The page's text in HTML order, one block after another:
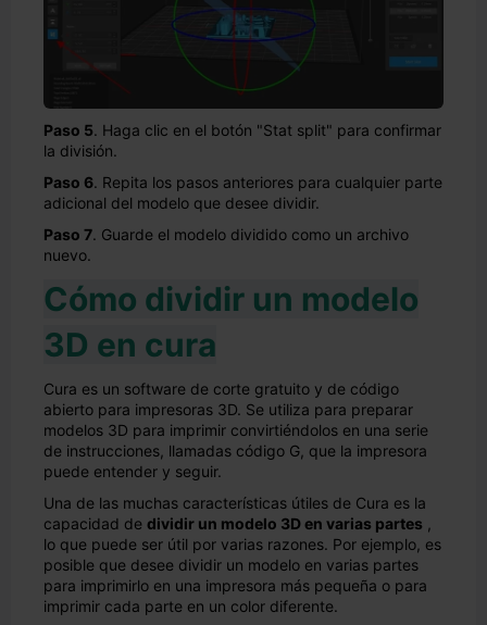
Paso 5. Haga clic en el botón "Stat split" para confirmar
la división.
Paso 6. Repita los pasos anteriores para cualquier parte
adicional del modelo que desee dividir.
Paso 7. Guarde el modelo dividido como un archivo
nuevo.
Cómo dividir un modelo
3D en cura
Cura es un software de corte gratuito y de código
abierto para impresoras 3D. Se utiliza para preparar
modelos 3D para imprimir convirtiéndolos en una serie
de instrucciones, llamadas código G, que la impresora
puede entender y seguir.
Una de las muchas características útiles de Cura es la
capacidad de dividir un modelo 3D en varias partes
lo que puede ser útil por varias razones. Por ejemplo, es
posible que desee dividir un modelo en varias partes
para imprimirlo en una impresora más pequeña o para
imprimir cada parte en un color diferente.